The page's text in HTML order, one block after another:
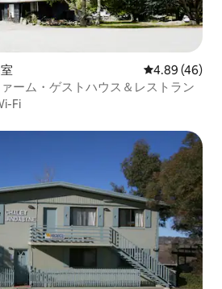
レビュー46
4.89 (46)
ーム・ゲストハウス＆レストラン
Fi